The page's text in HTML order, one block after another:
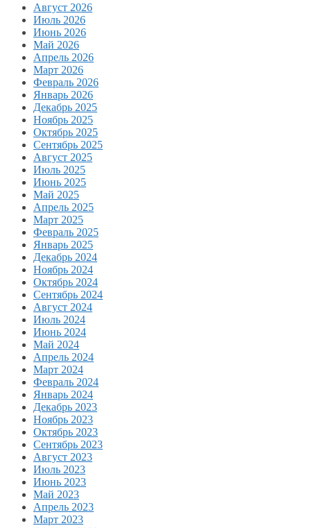
Август 2026
Июль 2026
Июнь 2026
Май 2026
Апрель 2026
Март 2026
Февраль 2026
Январь 2026
Декабрь 2025
Ноябрь 2025
Октябрь 2025
Сентябрь 2025
Август 2025
Июль 2025
Июнь 2025
Май 2025
Апрель 2025
Март 2025
Февраль 2025
Январь 2025
Декабрь 2024
Ноябрь 2024
Октябрь 2024
Сентябрь 2024
Август 2024
Июль 2024
Июнь 2024
Май 2024
Апрель 2024
Март 2024
Февраль 2024
Январь 2024
Декабрь 2023
Ноябрь 2023
Октябрь 2023
Сентябрь 2023
Август 2023
Июль 2023
Июнь 2023
Май 2023
Апрель 2023
Март 2023